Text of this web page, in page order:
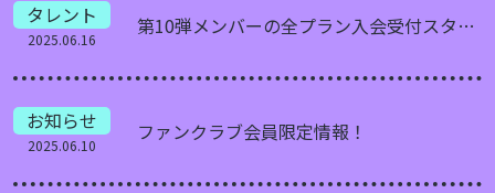
タレント
2025.06.16
第10弾メンバーの全プラン入会受付スタート！
お知らせ
2025.06.10
ファンクラブ会員限定情報！